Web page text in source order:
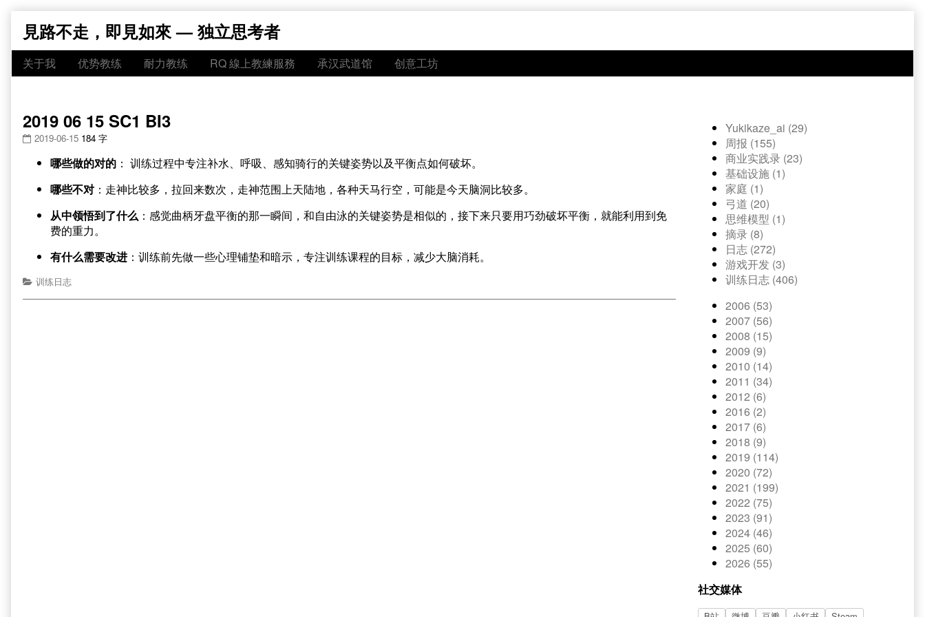
content
見路不走，即見如來 — 独立思考者
关于我 优势教练 耐力教练 RQ 線上教練服務 承汉武道馆 创意工坊
2019 06 15 SC1 BI3
2019-06-15 184 字
哪些做的对的 ： 训练过程中专注补水、呼吸、感知骑行的关键姿势以及平衡点如何破坏。
哪些不对 ：走神比较多，拉回来数次，走神范围上天陆地，各种天马行空，可能是今天脑洞比较多。
从中领悟到了什么 ：感觉曲柄牙盘平衡的那一瞬间，和自由泳的关键姿势是相似的，接下来只要用巧劲破坏平衡，就能利用到免
费的重力。
有什么需要改进 ：训练前先做一些心理铺垫和暗示，专注训练课程的目标，减少大脑消耗。
训练日志
Yukikaze_ai (29)
周报 (155)
商业实践录 (23)
基础设施 (1)
家庭 (1)
弓道 (20)
思维模型 (1)
摘录 (8)
日志 (272)
游戏开发 (3)
训练日志 (406)
2006 (53)
2007 (56)
2008 (15)
2009 (9)
2010 (14)
2011 (34)
2012 (6)
2016 (2)
2017 (6)
2018 (9)
2019 (114)
2020 (72)
2021 (199)
2022 (75)
2023 (91)
2024 (46)
2025 (60)
2026 (55)
社交媒体